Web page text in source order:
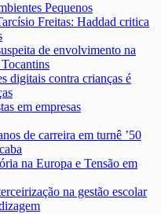
Pequenos
Freitas: Haddad critica
de envolvimento na
digitais contra crianças é
em empresas
de carreira em turnê ’50
na Europa e Tensão em
na gestão escolar